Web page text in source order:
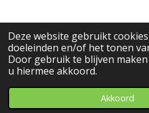
Deze website gebruikt
doeleinden en/of het tonen
Door gebruik te blijven
u hiermee akkoord.
Akkoord
Telefoonnummer